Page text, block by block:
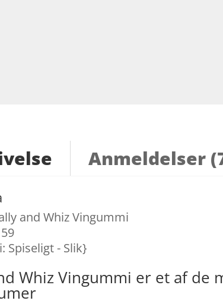
Anmeldelser
and Whiz Vingummi
Spiseligt - Slik}
Whiz Vingummi er et af